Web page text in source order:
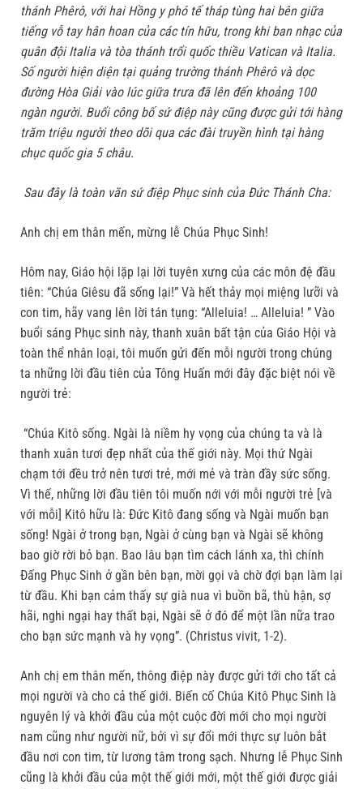
thánh Phêrô, với hai Hồng y phó tế tháp tùng hai bên giữa
tiếng vỗ tay hân hoan của các tín hữu, trong khi ban nhạc của
quân đội Italia và tòa thánh trổi quốc thiều Vatican và Italia.
Số người hiện diện tại quảng trường thánh Phêrô và dọc
đường Hòa Giải vào lúc giữa trưa đã lên đến khoảng 100
ngàn người. Buổi công bố sứ điệp này cũng được gửi tới hàng
trăm triệu người theo dõi qua các đài truyền hình tại hàng
chục quốc gia 5 châu.
Sau đây là toàn văn sứ điệp Phục sinh của Đức Thánh Cha:
Anh chị em thân mến, mừng lễ Chúa Phục Sinh!
Hôm nay, Giáo hội lặp lại lời tuyên xưng của các môn đệ đầu
tiên: “Chúa Giêsu đã sống lại!” Và hết thảy mọi miệng lưỡi và
con tim, hãy vang lên lời tán tụng: “Alleluia! … Alleluia! ” Vào
buổi sáng Phục sinh này, thanh xuân bất tận của Giáo Hội và
toàn thể nhân loại, tôi muốn gửi đến mỗi người trong chúng
ta những lời đầu tiên của Tông Huấn mới đây đặc biệt nói về
người trẻ:
“Chúa Kitô sống. Ngài là niềm hy vọng của chúng ta và là
thanh xuân tươi đẹp nhất của thế giới này. Mọi thứ Ngài
chạm tới đều trở nên tươi trẻ, mới mẻ và tràn đầy sức sống.
Vì thế, những lời đầu tiên tôi muốn nới với mỗi người trẻ [và
với mỗi] Kitô hữu là: Đức Kitô đang sống và Ngài muốn bạn
sống! Ngài ở trong bạn, Ngài ở cùng bạn và Ngài sẽ không
bao giờ rời bỏ bạn. Bao lâu bạn tìm cách lánh xa, thì chính
Đấng Phục Sinh ở gần bên bạn, mời gọi và chờ đợi bạn làm lại
từ đầu. Khi bạn cảm thấy sự già nua vì buồn bã, thù hận, sợ
hãi, nghi ngại hay thất bại, Ngài sẽ ở đó để một lần nữa trao
cho bạn sức mạnh và hy vọng”. (Christus vivit, 1-2).
Anh chị em thân mến, thông điệp này được gửi tới cho tất cả
mọi người và cho cả thế giới. Biến cố Chúa Kitô Phục Sinh là
nguyên lý và khởi đầu của một cuộc đời mới cho mọi người
nam cũng như người nữ, bởi vì sự đổi mới thực sự luôn bắt
đầu nơi con tim, từ lương tâm trong sạch. Nhưng lễ Phục Sinh
cũng là khởi đầu của một thế giới mới, một thế giới được giải